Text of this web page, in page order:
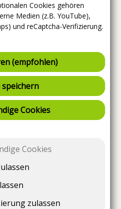
Cookies gehören
Medien (z.B. YouTube),
und reCaptcha-Verifizierung.
(empfohlen)
speichern
Cookies
Cookies
zulassen